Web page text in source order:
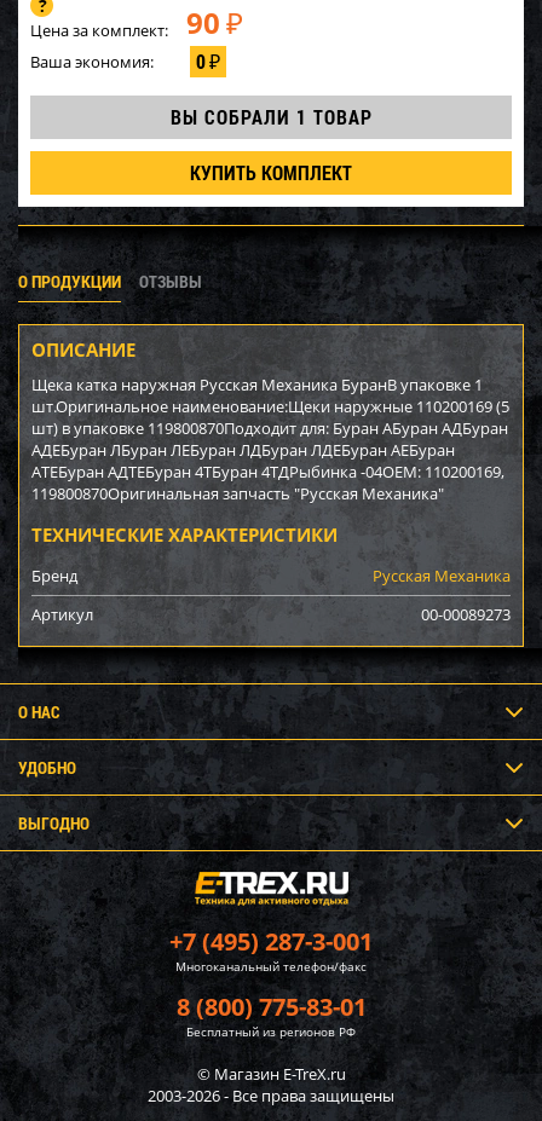
Цена за комплект: 90 ₽
Ваша экономия: 0₽
ВЫ СОБРАЛИ 1 ТОВАР
КУПИТЬ КОМПЛЕКТ
О ПРОДУКЦИИ ОТЗЫВЫ
ОПИСАНИЕ
Щека катка наружная Русская Механика БуранВ упаковке 1
шт.Оригинальное наименование:Щеки наружные 110200169 (5
шт) в упаковке 119800870Подходит для: Буран АБуран АДБуран
АДЕБуран ЛБуран ЛЕБуран ЛДБуран ЛДЕБуран АЕБуран
АТЕБуран АДТЕБуран 4ТБуран 4ТДРыбинка -04OEM: 110200169,
119800870Оригинальная запчасть "Русская Механика"
ТЕХНИЧЕСКИЕ ХАРАКТЕРИСТИКИ
Бренд
Русская Механика
Артикул
00-00089273
+7 (495) 287-3-001
Многоканальный телефон/факс
8 (800) 775-83-01
Бесплатный из регионов РФ
© Магазин E-TreX.ru
2003-2026 - Все права защищены
О НАС
УДОБНО
ВЫГОДНО